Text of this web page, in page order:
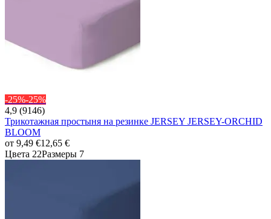
-25%-25%
4,9 (9146)
Трикотажная простыня на резинке JERSEY JERSEY-ORCHID
BLOOM
от 9,49 €12,65 €
Цвета 22Размеры 7